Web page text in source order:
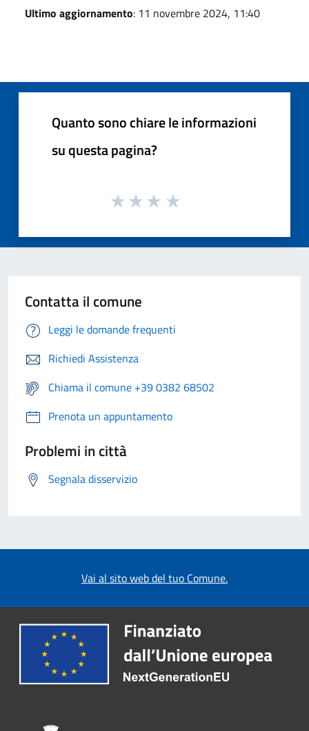
Ultimo aggiornamento: 11 novembre 2024, 11:40
Quanto sono chiare le informazioni
su questa pagina?
Contatta il comune
Leggi le domande frequenti
Richiedi Assistenza
Chiama il comune +39 0382 68502
Prenota un appuntamento
Problemi in città
Segnala disservizio
Vai al sito web del tuo Comune.